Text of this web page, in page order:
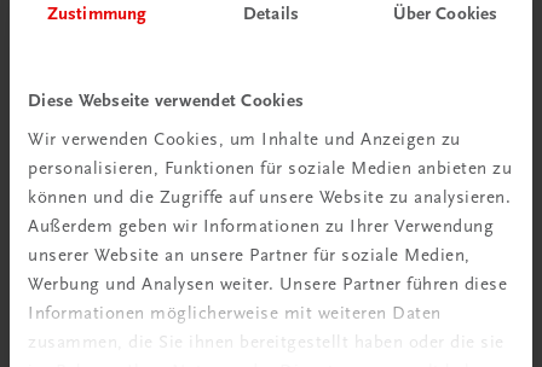
Zustimmung Details Über Cookies
Diese Webseite verwendet Cookies
Wir verwenden Cookies, um Inhalte und Anzeigen zu
personalisieren, Funktionen für soziale Medien anbieten zu
können und die Zugriffe auf unsere Website zu analysieren.
Außerdem geben wir Informationen zu Ihrer Verwendung
unserer Website an unsere Partner für soziale Medien,
Werbung und Analysen weiter. Unsere Partner führen diese
Informationen möglicherweise mit weiteren Daten
zusammen, die Sie ihnen bereitgestellt haben oder die sie
Genuss-Biken in Oberösterreich
Radwandern – Mountainbiking – Bike & Hike
€ 17,90